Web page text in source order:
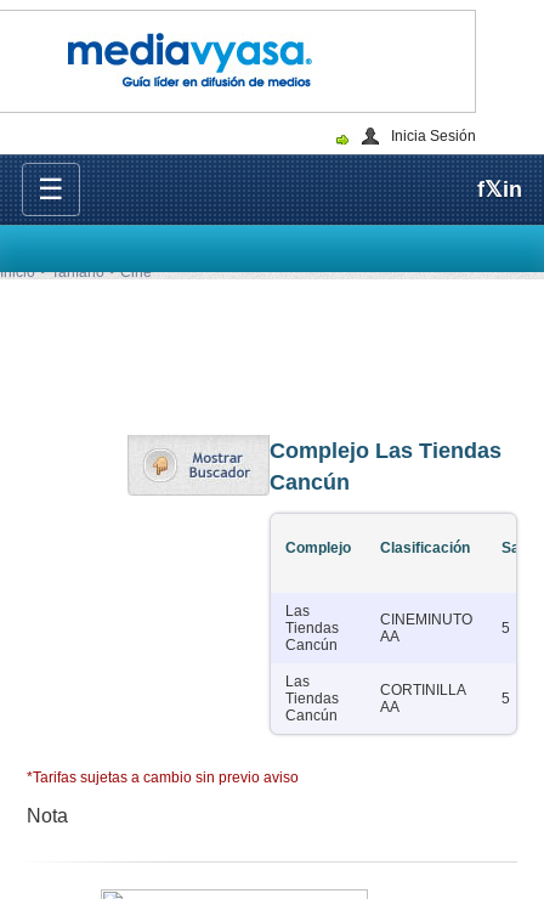
Inicia Sesión
☰ f𝕏in
Inicio Tarifario Cine
Complejo Las Tiendas
Cancún
Complejo Clasificación Salas
Las
Tiendas
Cancún
CINEMINUTO
AA
5
Las
Tiendas
Cancún
CORTINILLA
AA
5
*Tarifas sujetas a cambio sin previo aviso
Nota